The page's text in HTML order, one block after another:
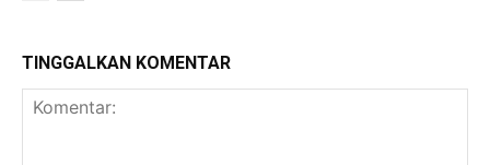
TINGGALKAN KOMENTAR